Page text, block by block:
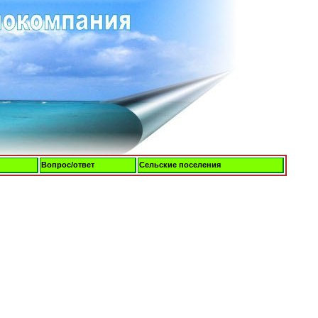
Вопрос/ответ Сельские поселения